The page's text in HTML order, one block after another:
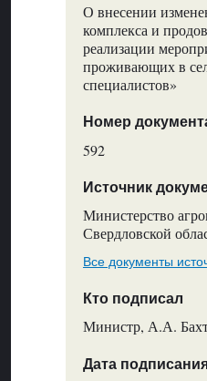
О внесении
комплекса и
реализации
проживающих в
специалистов»
Номер
592
Источник
Министерство
Свердловской
Все документы
Кто подписал
Министр, А.А.
Дата